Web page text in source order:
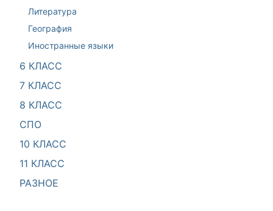
Литература
География
Иностранные языки
6 КЛАСС
7 КЛАСС
8 КЛАСС
СПО
10 КЛАСС
11 КЛАСС
РАЗНОЕ